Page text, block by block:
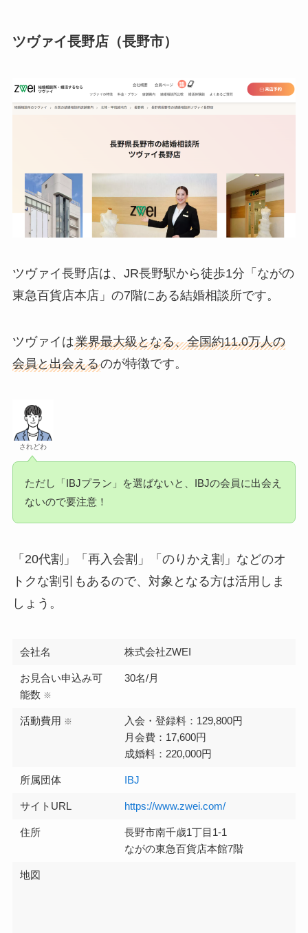
ツヴァイ長野店（長野市）
ツヴァイ長野店は、JR長野駅から徒歩1分「ながの
東急百貨店本店」の7階にある結婚相談所です。
ツヴァイは業界最大級となる、全国約11.0万人の
会員と出会えるのが特徴です。
されどわ
ただし「IBJプラン」を選ばないと、IBJの会員に出会え
ないので要注意！
「20代割」「再入会割」「のりかえ割」などのオ
トクな割引もあるので、対象となる方は活用しま
しょう。
会社名 株式会社ZWEI
お見合い申込み可
能数 ※
30名/月
活動費用 ※
入会・登録料：129,800円
月会費：17,600円
成婚料：220,000円
所属団体 IBJ
サイトURL https://www.zwei.com/
住所
長野市南千歳1丁目1-1
ながの東急百貨店本館7階
地図